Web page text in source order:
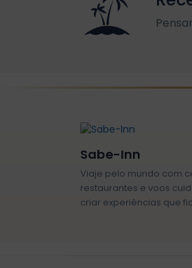
Sabe-Inn
Viaje pelo mundo com
restaurantes e voos
criar experiências que